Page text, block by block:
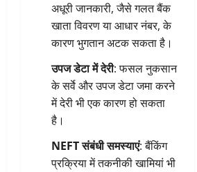
अधूरी जानकारी, जैसे गलत बैंक
खाता विवरण या आधार नंबर, के
कारण भुगतान अटक सकता है।
उपज डेटा में देरी: फसल नुकसान
के सर्वे और उपज डेटा जमा करने
में देरी भी एक कारण हो सकता
है।
NEFT संबंधी समस्याएं: बैंकिंग
प्रक्रिया में तकनीकी खामियां भी